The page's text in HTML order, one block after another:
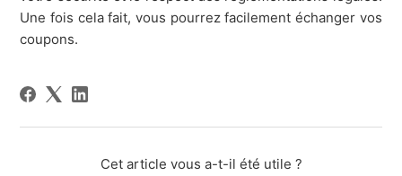
Une fois cela fait, vous pourrez facilement échanger vos
coupons.
Cet article vous a-t-il été utile ?